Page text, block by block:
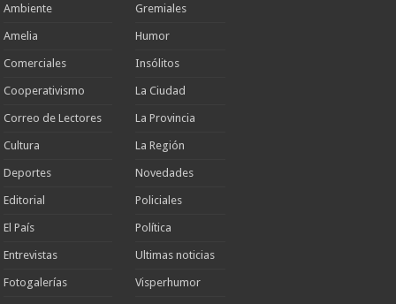
Ambiente
Amelia
Comerciales
Cooperativismo
Correo de Lectores
Cultura
Deportes
Editorial
El País
Entrevistas
Fotogalerías
Gremiales
Humor
Insólitos
La Ciudad
La Provincia
La Región
Novedades
Policiales
Política
Ultimas noticias
Visperhumor